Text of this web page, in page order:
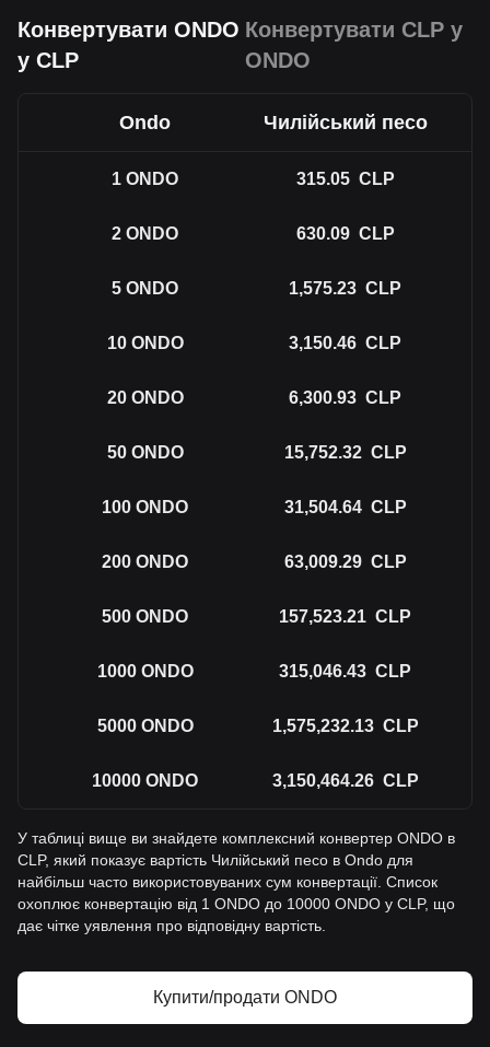
Конвертувати ONDO
у CLP
Конвертувати CLP у
ONDO
Ondo Чилійський песо
1 ONDO 315.05 CLP
2 ONDO 630.09 CLP
5 ONDO 1,575.23 CLP
10 ONDO 3,150.46 CLP
20 ONDO 6,300.93 CLP
50 ONDO 15,752.32 CLP
100 ONDO 31,504.64 CLP
200 ONDO 63,009.29 CLP
500 ONDO 157,523.21 CLP
1000 ONDO 315,046.43 CLP
5000 ONDO 1,575,232.13 CLP
10000 ONDO 3,150,464.26 CLP
У таблиці вище ви знайдете комплексний конвертер ONDO в
CLP, який показує вартість Чилійський песо в Ondo для
найбільш часто використовуваних сум конвертації. Список
охоплює конвертацію від 1 ONDO до 10000 ONDO у CLP, що
дає чітке уявлення про відповідну вартість.
Купити/продати ONDO